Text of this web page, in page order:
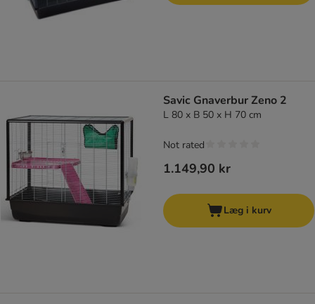
Savic Gnaverbur Zeno 2
L 80 x B 50 x H 70 cm
1.149,90 kr
Not rated
Læg i kurv